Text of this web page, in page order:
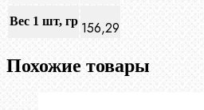
Вес 1 шт, гр 156,29
Похожие товары